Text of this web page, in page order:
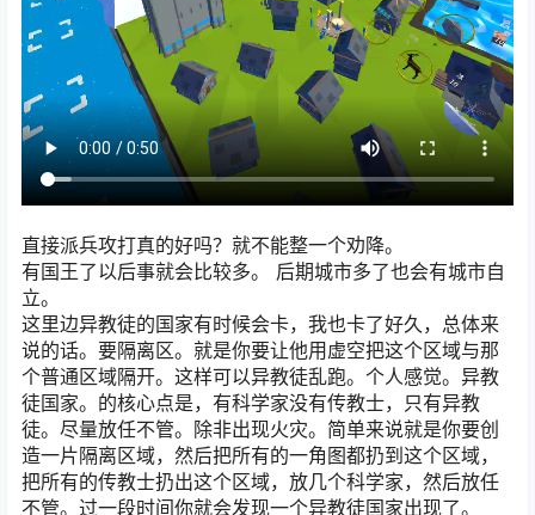
直接派兵攻打真的好吗？就不能整一个劝降。
有国王了以后事就会比较多。 后期城市多了也会有城市自
立。
这里边异教徒的国家有时候会卡，我也卡了好久，总体来
说的话。要隔离区。就是你要让他用虚空把这个区域与那
个普通区域隔开。这样可以异教徒乱跑。个人感觉。异教
徒国家。的核心点是，有科学家没有传教士，只有异教
徒。尽量放任不管。除非出现火灾。简单来说就是你要创
造一片隔离区域，然后把所有的一角图都扔到这个区域，
把所有的传教士扔出这个区域，放几个科学家，然后放任
不管。过一段时间你就会发现一个异教徒国家出现了。